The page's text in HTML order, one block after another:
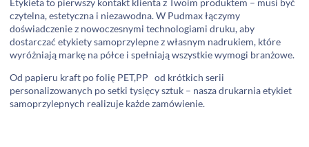
Etykieta to pierwszy kontakt klienta z Twoim produktem – musi być
czytelna, estetyczna i niezawodna. W Pudmax łączymy
doświadczenie z nowoczesnymi technologiami druku, aby
dostarczać etykiety samoprzylepne z własnym nadrukiem, które
wyróżniają markę na półce i spełniają wszystkie wymogi branżowe.
Od papieru kraft po folię PET,PP od krótkich serii
personalizowanych po setki tysięcy sztuk – nasza drukarnia etykiet
samoprzylepnych realizuje każde zamówienie.